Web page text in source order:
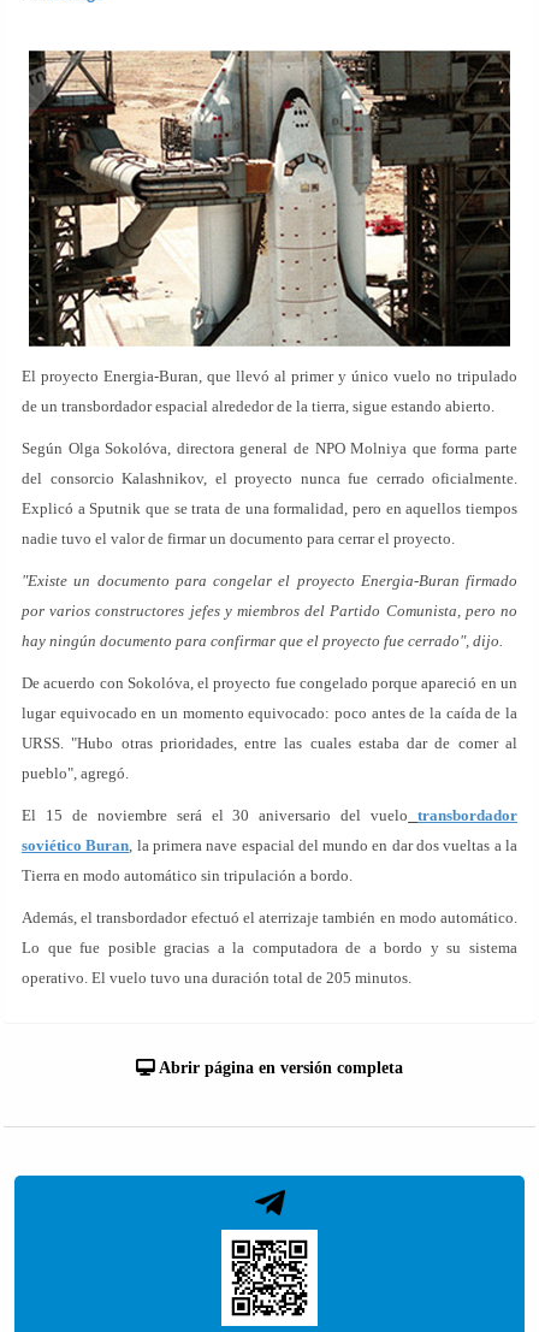
El proyecto Energia-Buran, que llevó al primer y único vuelo no tripulado
de un transbordador espacial alrededor de la tierra, sigue estando abierto.
Según Olga Sokolóva, directora general de NPO Molniya que forma parte
del consorcio Kalashnikov, el proyecto nunca fue cerrado oficialmente.
Explicó a Sputnik que se trata de una formalidad, pero en aquellos tiempos
nadie tuvo el valor de firmar un documento para cerrar el proyecto.
"Existe un documento para congelar el proyecto Energia-Buran firmado
por varios constructores jefes y miembros del Partido Comunista, pero no
hay ningún documento para confirmar que el proyecto fue cerrado", dijo.
De acuerdo con Sokolóva, el proyecto fue congelado porque apareció en un
lugar equivocado en un momento equivocado: poco antes de la caída de la
URSS. "Hubo otras prioridades, entre las cuales estaba dar de comer al
pueblo", agregó.
El 15 de noviembre será el 30 aniversario del vuelo
transbordador
soviético Buran, la primera nave espacial del mundo en dar dos vueltas a la
Tierra en modo automático sin tripulación a bordo.
Además, el transbordador efectuó el aterrizaje también en modo automático.
Lo que fue posible gracias a la computadora de a bordo y su sistema
operativo. El vuelo tuvo una duración total de 205 minutos.
Abrir página en versión completa